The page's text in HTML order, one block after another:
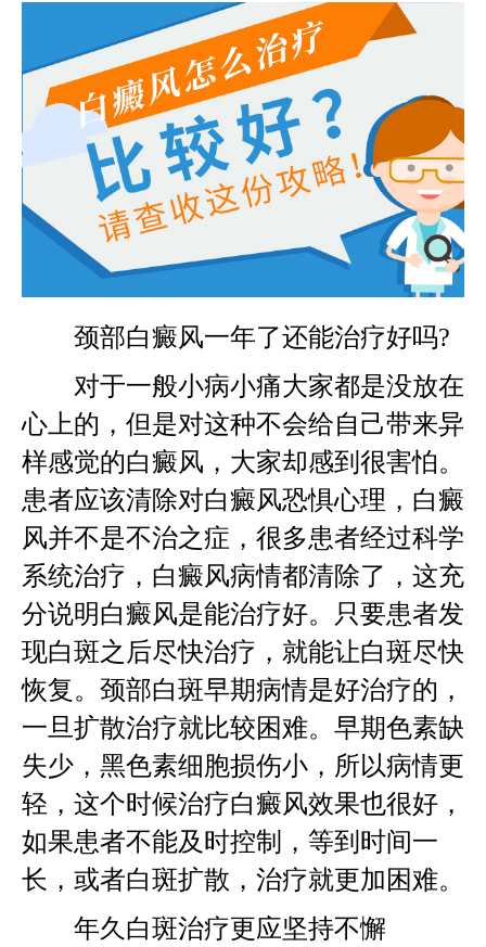
颈部白癜风一年了还能治疗好吗?
对于一般小病小痛大家都是没放在
心上的，但是对这种不会给自己带来异
样感觉的白癜风，大家却感到很害怕。
患者应该清除对白癜风恐惧心理，白癜
风并不是不治之症，很多患者经过科学
系统治疗，白癜风病情都清除了，这充
分说明白癜风是能治疗好。只要患者发
现白斑之后尽快治疗，就能让白斑尽快
恢复。颈部白斑早期病情是好治疗的，
一旦扩散治疗就比较困难。早期色素缺
失少，黑色素细胞损伤小，所以病情更
轻，这个时候治疗白癜风效果也很好，
如果患者不能及时控制，等到时间一
长，或者白斑扩散，治疗就更加困难。
年久白斑治疗更应坚持不懈